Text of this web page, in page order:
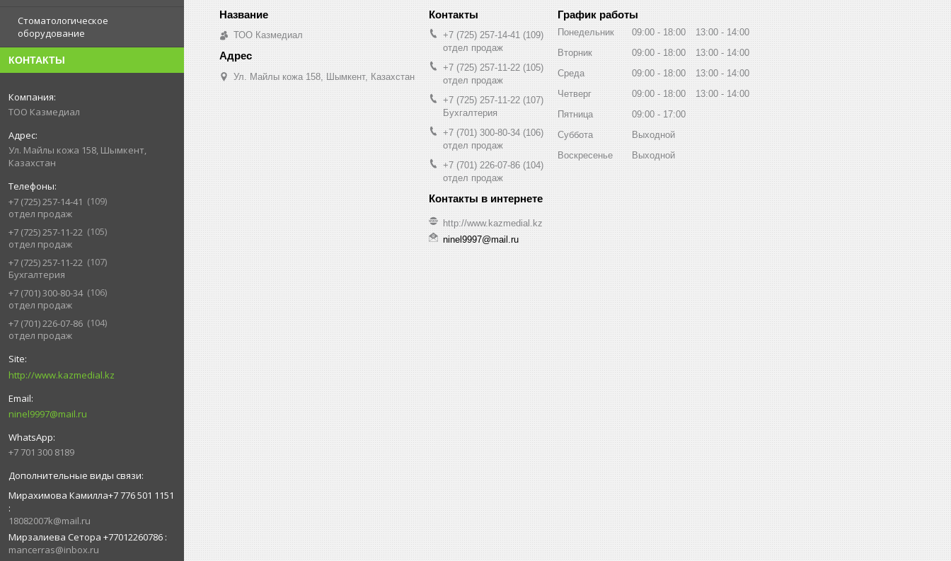
Стоматологическое
оборудование
КОНТАКТЫ
ТОО Казмедиал
Ул. Майлы кожа 158, Шымкент,
Казахстан
+7 (725) 257-14-41
109
отдел продаж
+7 (725) 257-11-22
105
отдел продаж
+7 (725) 257-11-22
107
Бухгалтерия
+7 (701) 300-80-34
106
отдел продаж
+7 (701) 226-07-86
104
отдел продаж
http://www.kazmedial.kz
ninel9997@mail.ru
+7 701 300 8189
Мирахимова Камилла+7 776 501 1151
18082007k@mail.ru
Мирзалиева Сетора +77012260786
mancerras@inbox.ru
ТОО Казмедиал
Ул. Майлы кожа 158, Шымкент, Казахстан
+7 (725) 257-14-41
109
отдел продаж
+7 (725) 257-11-22 105
отдел продаж
+7 (725) 257-11-22 107
Бухгалтерия
+7 (701) 300-80-34 106
отдел продаж
+7 (701) 226-07-86 104
отдел продаж
http://www.kazmedial.kz
ninel9997@mail.ru
График работы
Понедельник 09:00 18:00 13:00
14:00
Вторник
09:00 18:00 13:00
14:00
Среда
09:00 18:00 13:00
14:00
Четверг
09:00 18:00 13:00
14:00
Пятница
09:00
17:00
Суббота
Выходной
Воскресенье
Выходной